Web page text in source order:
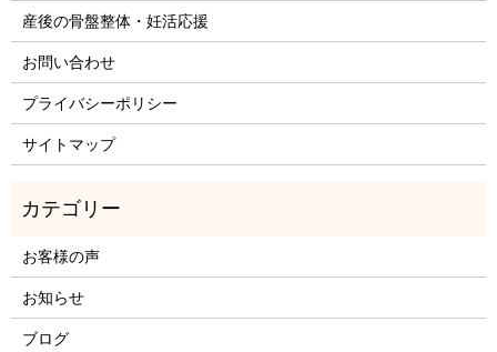
産後の骨盤整体・妊活応援
お問い合わせ
プライバシーポリシー
サイトマップ
お客様の声
お知らせ
ブログ